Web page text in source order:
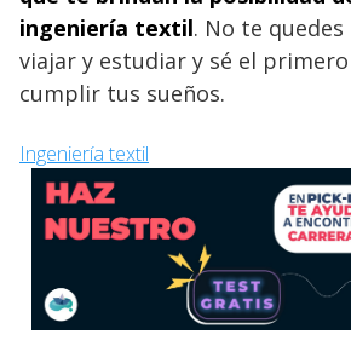
ingeniería textil. No te quedes
viajar y estudiar y sé el
cumplir tus sueños.
Ingeniería textil